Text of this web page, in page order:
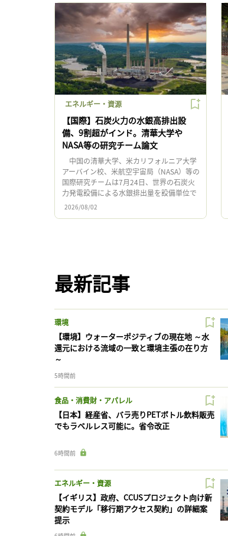
エネルギー・資源
【国際】石炭火力の水銀高排出設
備、9割超がインド。清華大学や
NASA等の研究チーム論文
中国の清華大学、米カリフォルニア大学
アーバイン校、米航空宇宙局（NASA）等の
国際研究チームは7月24日、世界の石炭火
力発電設備による水銀排出量を設備単位で
分析した論文を発表。排出量が特に多い
「スーパーエミッター」が2 […]
2026/08/02
最新記事
環境
【環境】ウォーターポジティブの現在地 ～水
還元における流域の一致と環境主張の在り方
～
5時間前
食品・消費財・アパレル
【日本】経産省、バラ売りPETボトル飲料販売
でもラベルレス可能に。省令改正
6時間前
エネルギー・資源
【イギリス】政府、CCUSプロジェクト向け新
契約モデル「移行期アクセス契約」の詳細案
提示